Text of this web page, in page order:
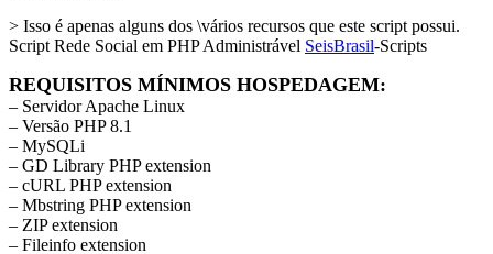
> Isso é apenas alguns dos \vários recursos que este script possui.
Script Rede Social em PHP Administrável SeisBrasil-Scripts
REQUISITOS MÍNIMOS HOSPEDAGEM:
– Servidor Apache Linux
– Versão PHP 8.1
– MySQLi
– GD Library PHP extension
– cURL PHP extension
– Mbstring PHP extension
– ZIP extension
– Fileinfo extension